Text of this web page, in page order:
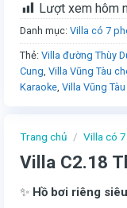
Trang chủ / Villa có
Villa C2.18
✨ Hồ bơi riêng
Lượt xem hôm
Danh mục: Villa có 7
Thẻ: Villa đường Thùy
Cung, Villa Vũng Tàu
Karaoke, Villa Vũng